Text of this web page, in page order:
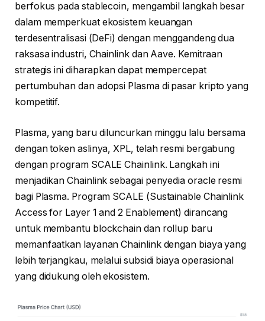
berfokus pada stablecoin, mengambil langkah besar
dalam memperkuat ekosistem keuangan
terdesentralisasi (DeFi) dengan menggandeng dua
raksasa industri, Chainlink dan Aave. Kemitraan
strategis ini diharapkan dapat mempercepat
pertumbuhan dan adopsi Plasma di pasar kripto yang
kompetitif.
Plasma, yang baru diluncurkan minggu lalu bersama
dengan token aslinya, XPL, telah resmi bergabung
dengan program SCALE Chainlink. Langkah ini
menjadikan Chainlink sebagai penyedia oracle resmi
bagi Plasma. Program SCALE (Sustainable Chainlink
Access for Layer 1 and 2 Enablement) dirancang
untuk membantu blockchain dan rollup baru
memanfaatkan layanan Chainlink dengan biaya yang
lebih terjangkau, melalui subsidi biaya operasional
yang didukung oleh ekosistem.